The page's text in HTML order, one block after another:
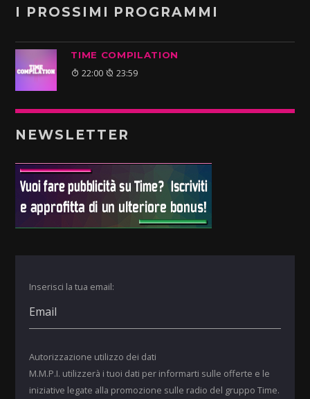
I PROSSIMI PROGRAMMI
TIME COMPILATION
22:00 23:59
NEWSLETTER
Inserisci la tua email:
Autorizzazione utilizzo dei dati
M.M.P.I. utilizzerà i tuoi dati per informarti sulle offerte e le
iniziative legate alla promozione sulle radio del gruppo Time.